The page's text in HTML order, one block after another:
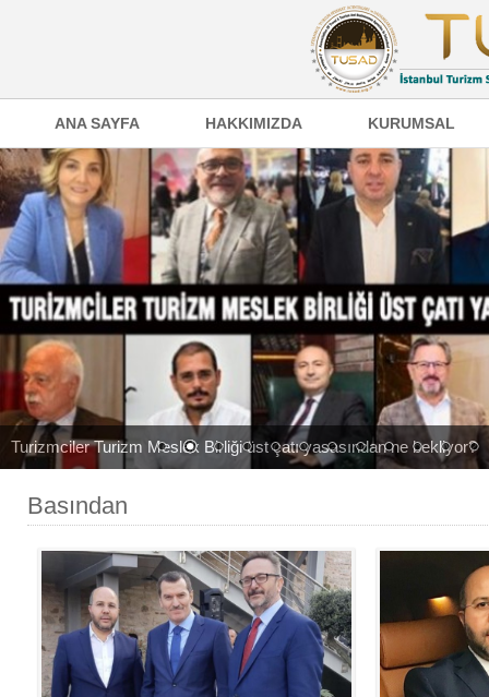
ANA SAYFA HAKKIMIZDA KURUMSAL
Turizmciler Turizm Meslek Birliği üst çatı yasasından ne bekliyor?
Basından